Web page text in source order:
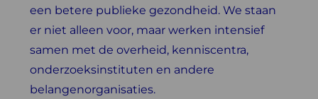
een betere publieke gezondheid. We staan
er niet alleen voor, maar werken intensief
samen met de overheid, kenniscentra,
onderzoeksinstituten en andere
belangenorganisaties.